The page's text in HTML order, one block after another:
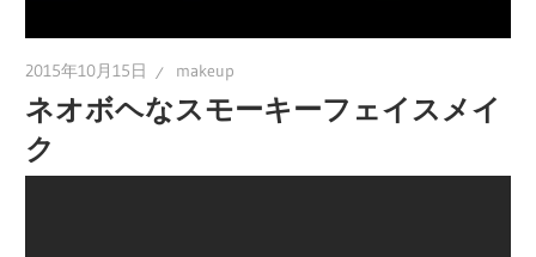
2015年10月15日 makeup
ネオボヘなスモーキーフェイスメイ
ク